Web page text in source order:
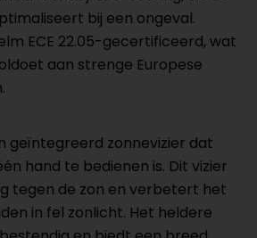
bij een ongeval.
ECE 22.05-gecertificeerd, wat
aan strenge Europese
geïntegreerd zonnevizier dat
hand te bedienen is. Dit vizier
tegen de zon en verbetert het
in fel zonlicht. Het heldere